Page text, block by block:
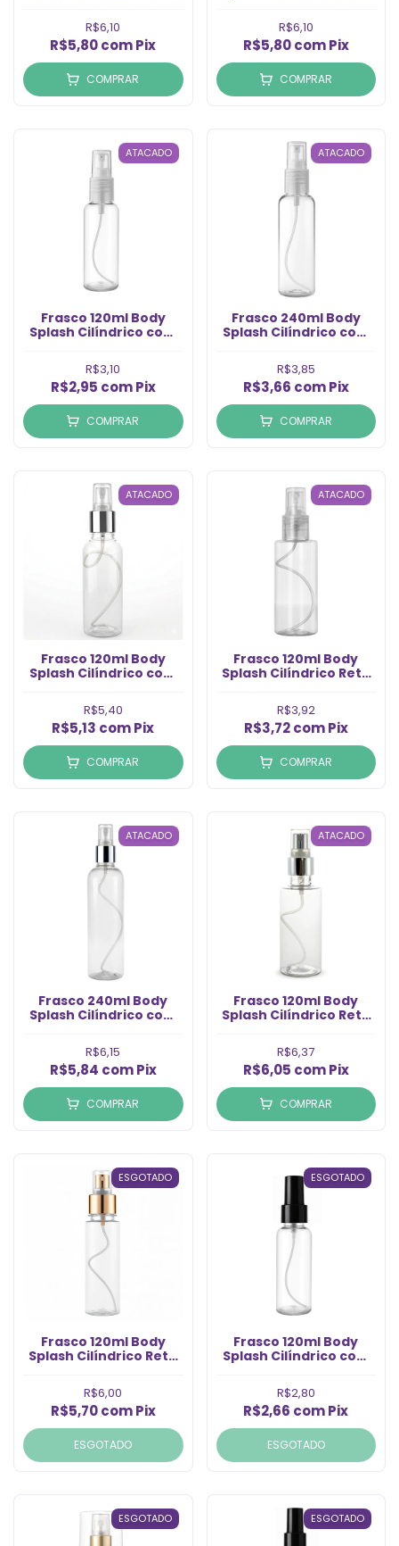
(Un)
R$6,10
R$5,80comPix
COMPRAR
Prata Rosca 28(Un)
R$6,10
R$5,80com Pix
COMPRAR
ATACADO
Frasco 120ml Body
Splash Cilíndrico com
(Un)
R$3,10
R$2,95 com Pix
COMPRAR
ATACADO
Frasco 240ml Body
Splash Cilíndrico com
(Un)
R$3,85
R$3,66 com Pix
COMPRAR
ATACADO
Frasco 120ml Body
Splash Cilíndrico com
(Un)
R$5,40
R$5,13 comPix
COMPRAR
ATACADO
Frasco 120ml Body
Splash Cilíndrico Reto
Natural Rosca 24 (Un)
R$3,92
R$3,72com Pix
COMPRAR
ATACADO
Frasco 240ml Body
Splash Cilíndrico com
(Un)
R$6,15
R$5,84 com Pix
COMPRAR
ATACADO
Frasco 120ml Body
Splash Cilíndrico Reto
Prata Rosca 24 (Un)
R$6,37
R$6,05 com Pix
COMPRAR
ESGOTADO
Frasco 120ml Body
Splash Cilíndrico Reto
Ouro Rosca 28 (Un)
R$6,00
R$5,70com Pix
ESGOTADO
ESGOTADO
Frasco 120ml Body
Splash Cilíndrico com
(Un)
R$2,80
R$2,66 comPix
ESGOTADO
ESGOTADO ESGOTADO